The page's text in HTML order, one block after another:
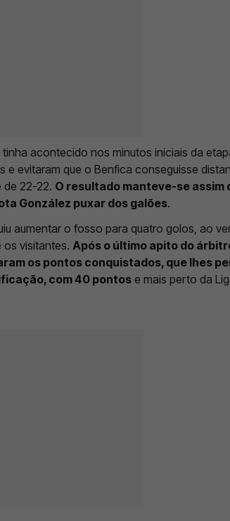
acontecido nos minutos iniciais da
e evitaram que o Benfica conseguisse
de 22-22. O resultado manteve-se assim
González puxar dos galões.
aumentar o fosso para quatro golos, ao
os visitantes. Após o último apito do
os pontos conquistados, que lhes
com 40 pontos e mais perto da